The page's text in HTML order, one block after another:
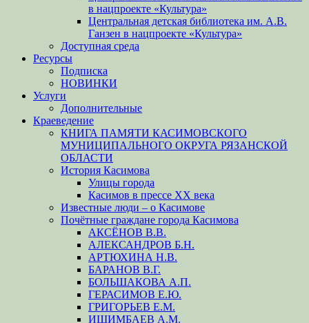
в нацпроекте «Культура»
Центральная детская библиотека им. А.В.
Ганзен в нацпроекте «Культура»
Доступная среда
Ресурсы
Подписка
НОВИНКИ
Услуги
Дополнительные
Краеведение
КНИГА ПАМЯТИ КАСИМОВСКОГО
МУНИЦИПАЛЬНОГО ОКРУГА РЯЗАНСКОЙ
ОБЛАСТИ
История Касимова
Улицы города
Касимов в прессе XX века
Известные люди – о Касимове
Почётные граждане города Касимова
АКСЁНОВ В.В.
АЛЕКСАНДРОВ Б.Н.
АРТЮХИНА Н.В.
БАРАНОВ В.Г.
БОЛЬШАКОВА А.П.
ГЕРАСИМОВ Е.Ю.
ГРИГОРЬЕВ Е.М.
ИШИМБАЕВ А.М.